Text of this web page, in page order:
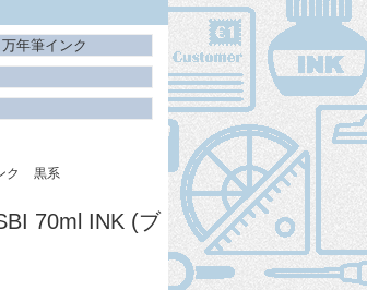
万年筆インク
ク 黒系
70ml INK (ブ